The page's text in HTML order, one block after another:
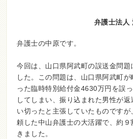
弁護士法人
弁護士の中原です。
今回は、山口県阿武町の誤送金問題
した。この問題は、山口県阿武町
った臨時特別給付金4630万円を誤
してしまい、振り込まれた男性が
い切ったと主張していたものです
頼した中山弁護士の大活躍で、約
きました。